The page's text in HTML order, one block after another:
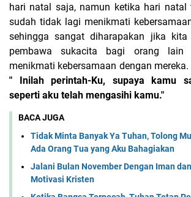
hari natal saja, namun ketika hari natal
sudah tidak lagi menikmati
sehingga sangat diharapakan jika kita
pembawa sukacita bagi orang lain
menikmati kebersamaan dengan mereka.
" Inilah perintah-Ku, supaya kamu
seperti aku telah mengasihi kamu."
BACA JUGA
Tidak Minta Banyak Ya Tuhan, Tolong
Ada Orang Tua yang Aku Bahagiakan
Jalani Bulan November Dengan Iman
Motivasi Kristen